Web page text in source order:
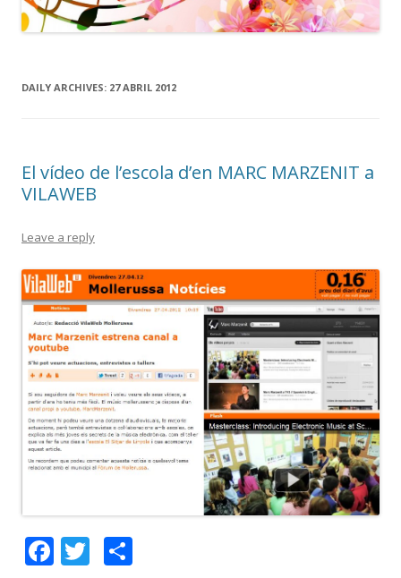
DAILY ARCHIVES: 27 ABRIL 2012
El vídeo de l’escola d’en MARC MARZENIT a
VILAWEB
Leave a reply
F T